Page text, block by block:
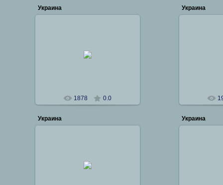
Украина
1878 0.0
Украина
Украина Украина